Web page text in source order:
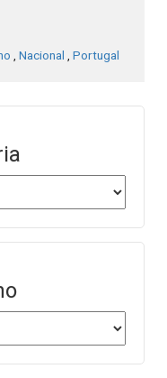
, Nacional , Portugal